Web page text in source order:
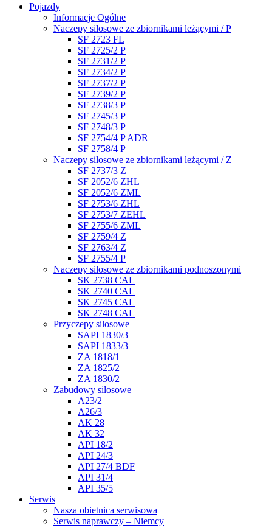
Pojazdy
Informacje Ogólne
Naczepy silosowe ze zbiornikami leżącymi / P
SF 2723 FL
SF 2725/2 P
SF 2731/2 P
SF 2734/2 P
SF 2737/2 P
SF 2739/2 P
SF 2738/3 P
SF 2745/3 P
SF 2748/3 P
SF 2754/4 P ADR
SF 2758/4 P
Naczepy silosowe ze zbiornikami leżącymi / Z
SF 2737/3 Z
SF 2052/6 ZHL
SF 2052/6 ZML
SF 2753/6 ZHL
SF 2753/7 ZEHL
SF 2755/6 ZML
SF 2759/4 Z
SF 2763/4 Z
SF 2755/4 P
Naczepy silosowe ze zbiornikami podnoszonymi
SK 2738 CAL
SK 2740 CAL
SK 2745 CAL
SK 2748 CAL
Przyczepy silosowe
SAPI 1830/3
SAPI 1833/3
ZA 1818/1
ZA 1825/2
ZA 1830/2
Zabudowy silosowe
A23/2
A26/3
AK 28
AK 32
API 18/2
API 24/3
API 27/4 BDF
API 31/4
API 35/5
Serwis
Nasza obietnica serwisowa
Serwis naprawczy – Niemcy